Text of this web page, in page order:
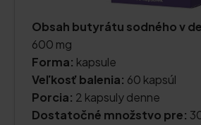
Obsah butyrátu sodného v
600 mg
Forma: kapsule
Veľkosť balenia: 60 kapsúl
Porcia: 2 kapsuly denne
Dostatočné množstvo pre: